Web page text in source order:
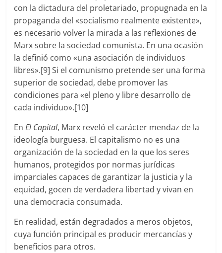
con la dictadura del proletariado, propugnada en la
propaganda del «socialismo realmente existente»,
es necesario volver la mirada a las reflexiones de
Marx sobre la sociedad comunista. En una ocasión
la definió como «una asociación de individuos
libres».[9] Si el comunismo pretende ser una forma
superior de sociedad, debe promover las
condiciones para «el pleno y libre desarrollo de
cada individuo».[10]
EnEl Capital, Marx reveló el carácter mendaz de la
ideología burguesa. El capitalismo no es una
organización de la sociedad en la que los seres
humanos, protegidos por normas jurídicas
imparciales capaces de garantizar la justicia y la
equidad, gocen de verdadera libertad y vivan en
una democracia consumada.
En realidad, están degradados a meros objetos,
cuya función principal es producir mercancías y
beneficios para otros.